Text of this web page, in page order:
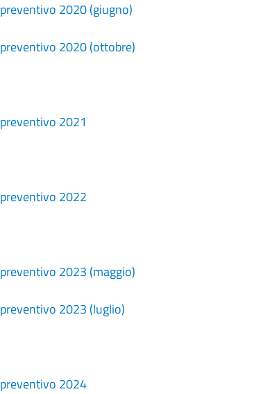
2020 (giugno)
2020 (ottobre)
2021
2022
2023 (maggio)
2023 (luglio)
2024